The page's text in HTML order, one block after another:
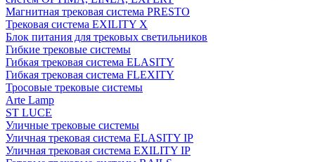
Магнитная трековая система PRESTO
Трековая система EXILITY X
Блок питания для трековых светильников
Гибкие трековые системы
Гибкая трековая система ELASITY
Гибкая трековая система FLEXITY
Тросовые трековые системы
Arte Lamp
ST LUCE
Уличные трековые системы
Уличная трековая система ELASITY IP
Уличная трековая система EXILITY IP